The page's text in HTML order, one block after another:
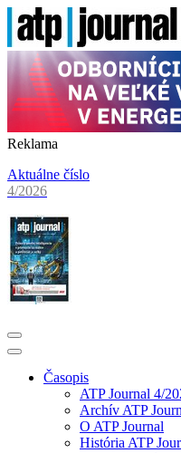
Reklama
Aktuálne číslo
4/2026
Časopis
ATP Journal 4/
Archív ATP
O ATP Journal
História ATP